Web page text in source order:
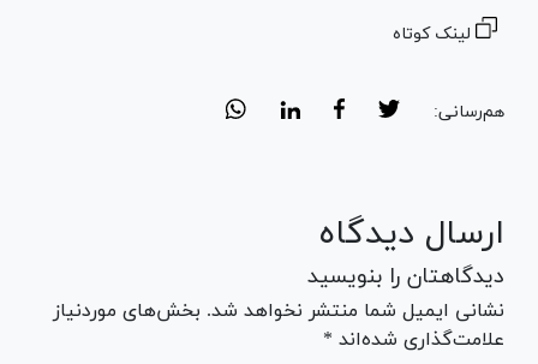
لینک کوتاه
هم‌رسانی:
ارسال دیدگاه
دیدگاهتان را بنویسید
نشانی ایمیل شما منتشر نخواهد شد. بخش‌های موردنیاز
علامت‌گذاری شده‌اند *